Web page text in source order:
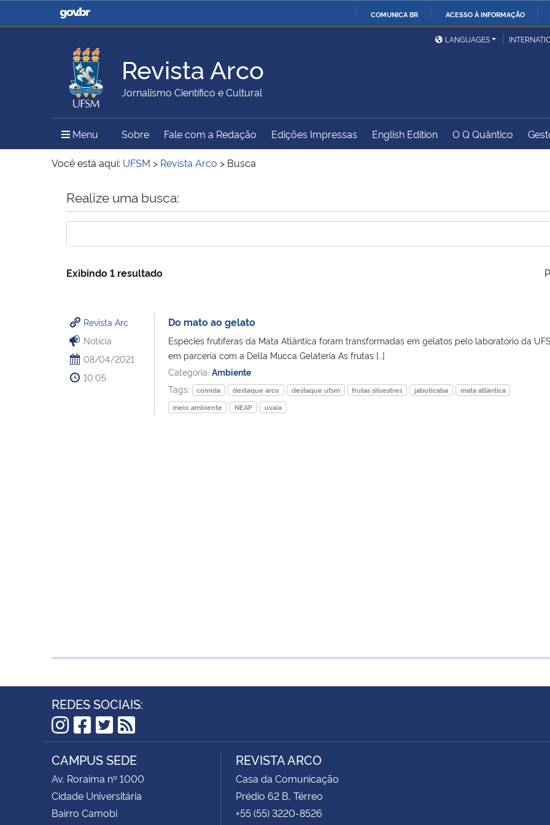
COMUNICA BR ACESSO À INFORMAÇÃO
Casa Civil
Ministério da Justiça e
Ministério da Defesa
Ministério das Relações
Exteriores
Ministério da Agricultura,
Pecuária e Abastecimento
Ministério da Educação
Ministério do Meio Ambiente Ministério do Turismo
Ministério do
Controladoria-Geral da
LANGUAGES
Revista Arco
Jornalismo Científico e Cultural
Menu Menu Principal do Sítio
Sobre Fale com a Redação Edições Impressas English Edition O Q Quântico
Você está aqui: UFSM > Revista Arco > Busca
Início do conteúdo
Realize uma busca:
Exibindo 1 resultado
Revista Arc
Notícia
08/04/2021
10:05
Do mato ao gelato
Espécies frutíferas da Mata Atlântica foram transformadas em gelatos pelo laboratório da
em parceria com a Della Mucca Gelateria As frutas […]
Categoria: Ambiente
Tags:
comida destaque arco destaque ufsm frutas silvestres jaboticaba
mata atlântica
meio ambiente
NEAP uvaia
REDES SOCIAIS:
Instagram
Facebook
Twitter
RSS
CAMPUS SEDE
Av. Roraima nº 1000
Cidade Universitária
Bairro Camobi
REVISTA ARCO
Casa da Comunicação
Prédio 62 B, Térreo
+55 (55) 3220-8526